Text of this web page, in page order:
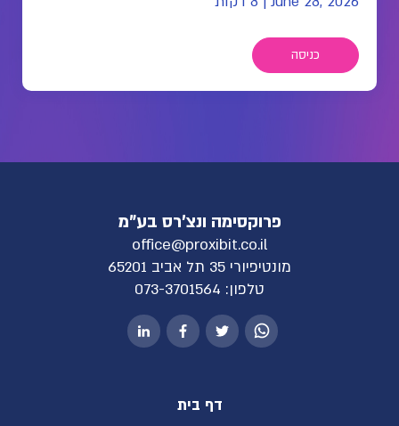
כניסה
פרוקסימה ונצ'רס בע"מ
office@proxibit.co.il
מונטיפיורי 35 תל אביב 65201
טלפון: 073-3701564
דף בית